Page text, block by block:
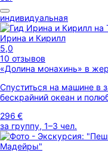
индивидуальная
Ирина и Кирилл
5,0
10 отзывов
«Долина монахинь» в
Спуститься на машине в
бескрайний океан и
296 €
за группу, 1–3 чел.